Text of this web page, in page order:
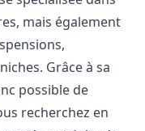
mais également
Grâce à sa
possible de
recherchez en